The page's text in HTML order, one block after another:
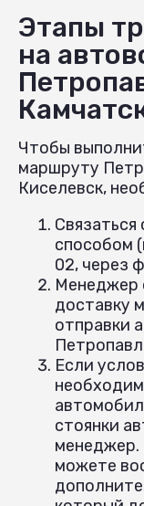
Этапы
на
Чтобы
маршруту
Киселевск,
способом
02, через
Менеджер
доставку
отправки
Если
стоянки
можете